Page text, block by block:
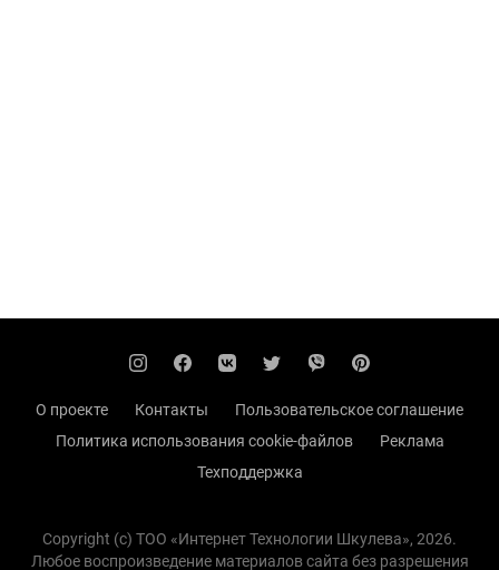
О проекте Контакты
Пользовательское соглашение
Политика использования cookie-файлов
Реклама
Техподдержка
Copyright (с) TOO «Интернет Технологии Шкулева», 2026.
Любое воспроизведение материалов сайта без разрешения